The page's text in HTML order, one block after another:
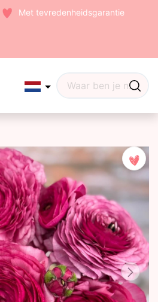
Met tevredenheidsgarantie
(242)